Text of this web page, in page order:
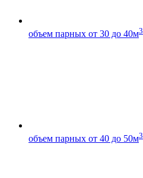
объем парных от 30 до 40м3
объем парных от 40 до 50м3